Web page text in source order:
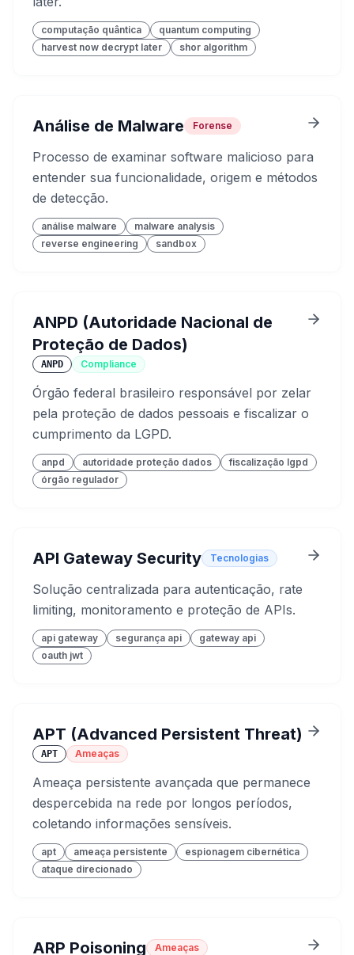
computação quântica
quantum computing
harvest now decrypt later
shor algorithm
Análise de Malware Forense
Processo de examinar software malicioso para
entender sua funcionalidade, origem e métodos
de detecção.
análise malware
malware analysis
reverse engineering
sandbox
ANPD (Autoridade Nacional de
Proteção de Dados)
ANPD Compliance
Órgão federal brasileiro responsável por zelar
pela proteção de dados pessoais e fiscalizar o
cumprimento da LGPD.
anpd autoridade proteção dados
fiscalização lgpd
órgão regulador
API Gateway Security Tecnologias
Solução centralizada para autenticação, rate
limiting, monitoramento e proteção de APIs.
api gateway segurança api
gateway api
oauth jwt
APT (Advanced Persistent Threat)
APT Ameaças
Ameaça persistente avançada que permanece
despercebida na rede por longos períodos,
coletando informações sensíveis.
apt ameaça persistente
espionagem cibernética
ataque direcionado
ARP Poisoning Ameaças